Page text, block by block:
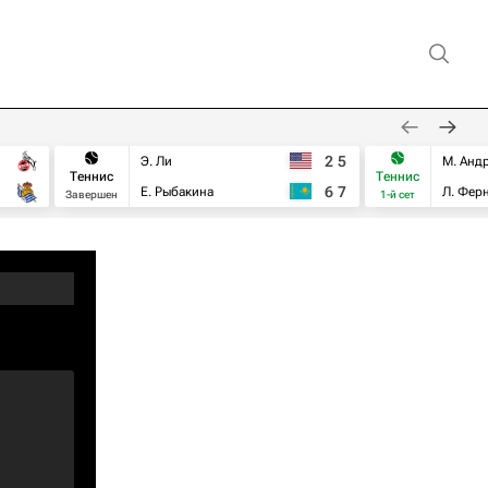
Теннис
Завершен
Э. Ли
Е. Рыбакина
2 5
6 7
Теннис
1-й сет
М.
Л.